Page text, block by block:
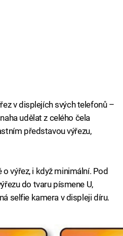
v displejích svých telefonů –
udělat z celého čela
představou výřezu,
výřez, i když minimální. Pod
do tvaru písmene U,
selfie kamera v displeji díru.